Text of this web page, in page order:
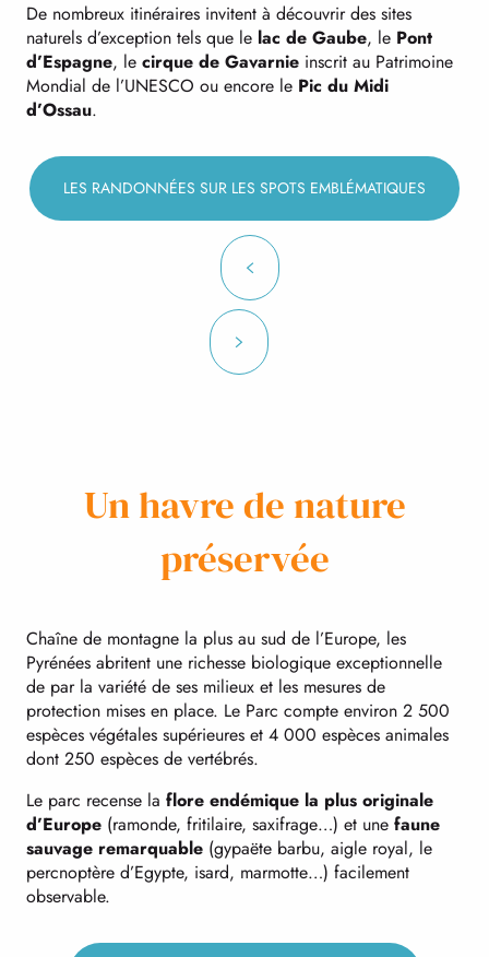
De nombreux itinéraires invitent à découvrir des sites
naturels d’exception tels que le lac de Gaube, le Pont
d’Espagne, le cirque de Gavarnie inscrit au Patrimoine
Mondial de l’UNESCO ou encore le Pic du Midi
d’Ossau.
LES RANDONNÉES SUR LES SPOTS EMBLÉMATIQUES
Un havre de nature
préservée
Chaîne de montagne la plus au sud de l’Europe, les
Pyrénées abritent une richesse biologique exceptionnelle
de par la variété de ses milieux et les mesures de
protection mises en place. Le Parc compte environ 2 500
espèces végétales supérieures et 4 000 espèces animales
dont 250 espèces de vertébrés.
Le parc recense la flore endémique la plus originale
d’Europe (ramonde, fritilaire, saxifrage…) et une faune
sauvage remarquable (gypaëte barbu, aigle royal, le
percnoptère d’Egypte, isard, marmotte…) facilement
observable.